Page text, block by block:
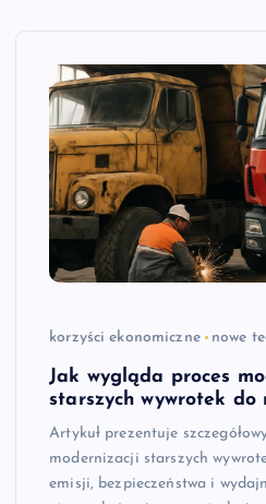
korzyści ekonomiczne nowe
Jak wygląda proces
starszych wywrotek do
Artykuł prezentuje
modernizacji starszych
emisji, bezpieczeństwa i